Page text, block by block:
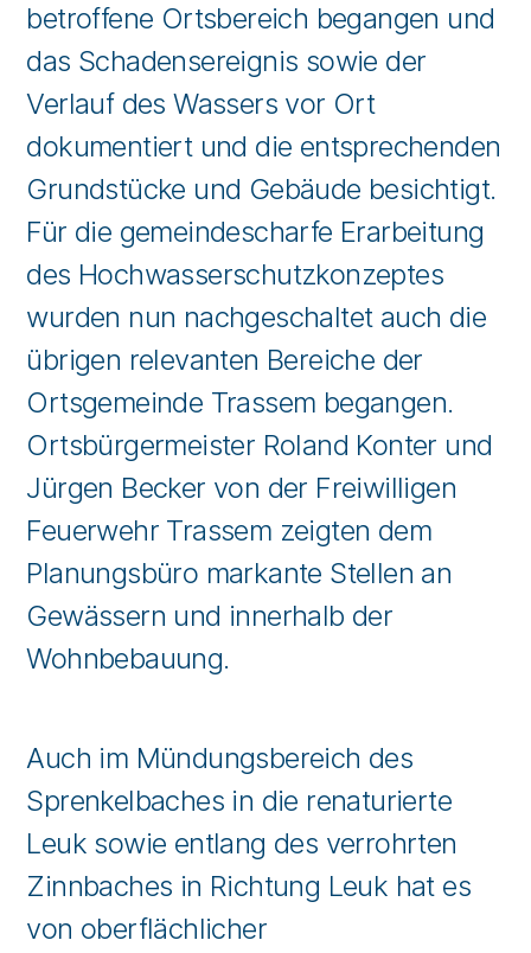
betroffene Ortsbereich begangen und
das Schadensereignis sowie der
Verlauf des Wassers vor Ort
dokumentiert und die entsprechenden
Grundstücke und Gebäude besichtigt.
Für die gemeindescharfe Erarbeitung
des Hochwasserschutzkonzeptes
wurden nun nachgeschaltet auch die
übrigen relevanten Bereiche der
Ortsgemeinde Trassem begangen.
Ortsbürgermeister Roland Konter und
Jürgen Becker von der Freiwilligen
Feuerwehr Trassem zeigten dem
Planungsbüro markante Stellen an
Gewässern und innerhalb der
Wohnbebauung.
Auch im Mündungsbereich des
Sprenkelbaches in die renaturierte
Leuk sowie entlang des verrohrten
Zinnbaches in Richtung Leuk hat es
von oberflächlicher